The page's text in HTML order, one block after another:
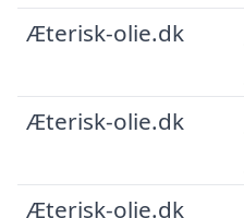
Æterisk-olie.dk
Æterisk-olie.dk
Æterisk-olie.dk